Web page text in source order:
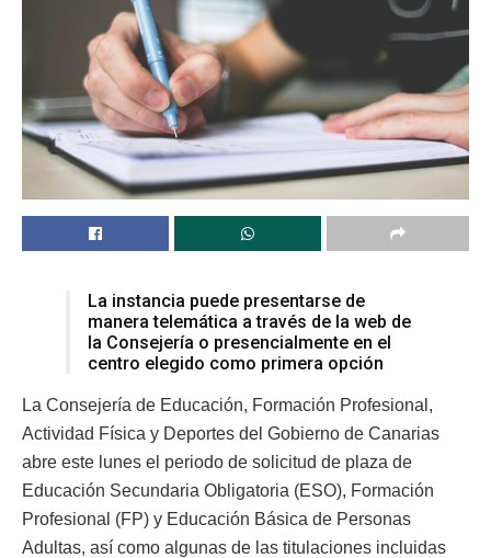
La instancia puede presentarse de
manera telemática a través de la web de
la Consejería o presencialmente en el
centro elegido como primera opción
La Consejería de Educación, Formación Profesional,
Actividad Física y Deportes del Gobierno de Canarias
abre este lunes el periodo de solicitud de plaza de
Educación Secundaria Obligatoria (ESO), Formación
Profesional (FP) y Educación Básica de Personas
Adultas, así como algunas de las titulaciones incluidas